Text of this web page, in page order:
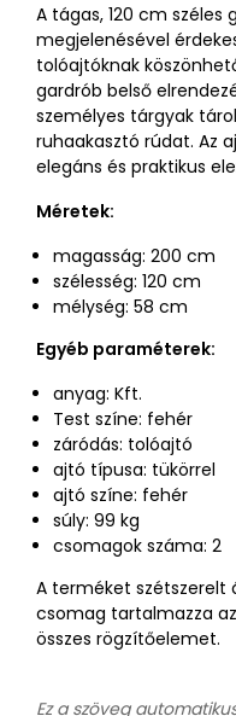
A tágas, 120 cm széles
megjelenésével
tolóajtóknak
gardrób belső
személyes tárgyak
ruhaakasztó rúdat. Az
elegáns és praktikus
Méretek:
magasság: 200 cm
szélesség: 120 cm
mélység: 58 cm
Egyéb paraméterek:
anyag: Kft.
Test színe: fehér
záródás: tolóajtó
ajtó típusa: tükörrel
ajtó színe: fehér
súly: 99 kg
csomagok száma: 2
A terméket szétszerelt
csomag tartalmazza
összes rögzítőelemet.
Ez a szöveg